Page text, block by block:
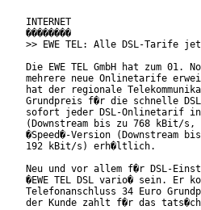
INTERNET
��������
>> EWE TEL: Alle DSL-Tarife
Die EWE TEL GmbH hat zum 01.
mehrere neue Onlinetarife
hat der regionale
Grundpreis f�r die schnelle
sofort jeder DSL-Onlinetarif in
(Downstream bis zu 768 kBit/
�Speed�-Version (Downstream
192 kBit/s) erh�ltlich.
Neu und vor allem f�r DSL-
�EWE TEL DSL vario� sein. Er
Telefonanschluss 34 Euro
der Kunde zahlt f�r das